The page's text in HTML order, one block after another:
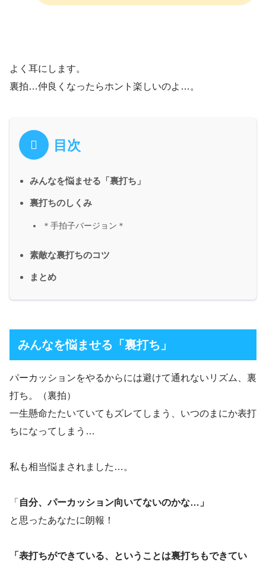
よく耳にします。
裏拍…仲良くなったらホント楽しいのよ…。
目次
みんなを悩ませる「裏打ち」
裏打ちのしくみ
＊手拍子バージョン＊
素敵な裏打ちのコツ
まとめ
みんなを悩ませる「裏打ち」
パーカッションをやるからには避けて通れないリズム、裏
打ち。（裏拍）
一生懸命たたいていてもズレてしまう、いつのまにか表打
ちになってしまう…
私も相当悩まされました…。
「 自分、パーカッション向いてないのかな…」
と思ったあなたに朗報！
「表打ちができている、ということは裏打ちもできてい